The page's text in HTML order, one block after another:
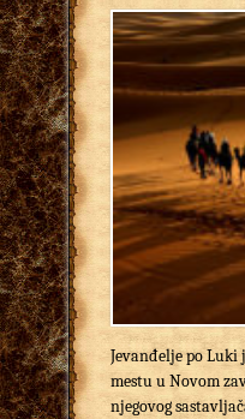
Jevanđelje po Luki
mestu u Novom
njegovog